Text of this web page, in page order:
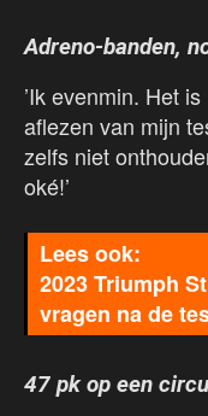
Adreno-banden,
’Ik evenmin. Het
aflezen van mijn
zelfs niet
oké!’
2023 Triumph
vragen na de
47 pk op een